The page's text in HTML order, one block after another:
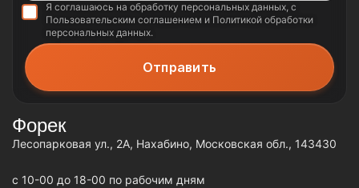
Я соглашаюсь на обработку персональных данных, с
Пользовательским соглашением и Политикой обработки
персональных данных.
Форек
Лесопарковая ул., 2А, Нахабино, Московская обл., 143430
c 10-00 до 18-00 по рабочим дням